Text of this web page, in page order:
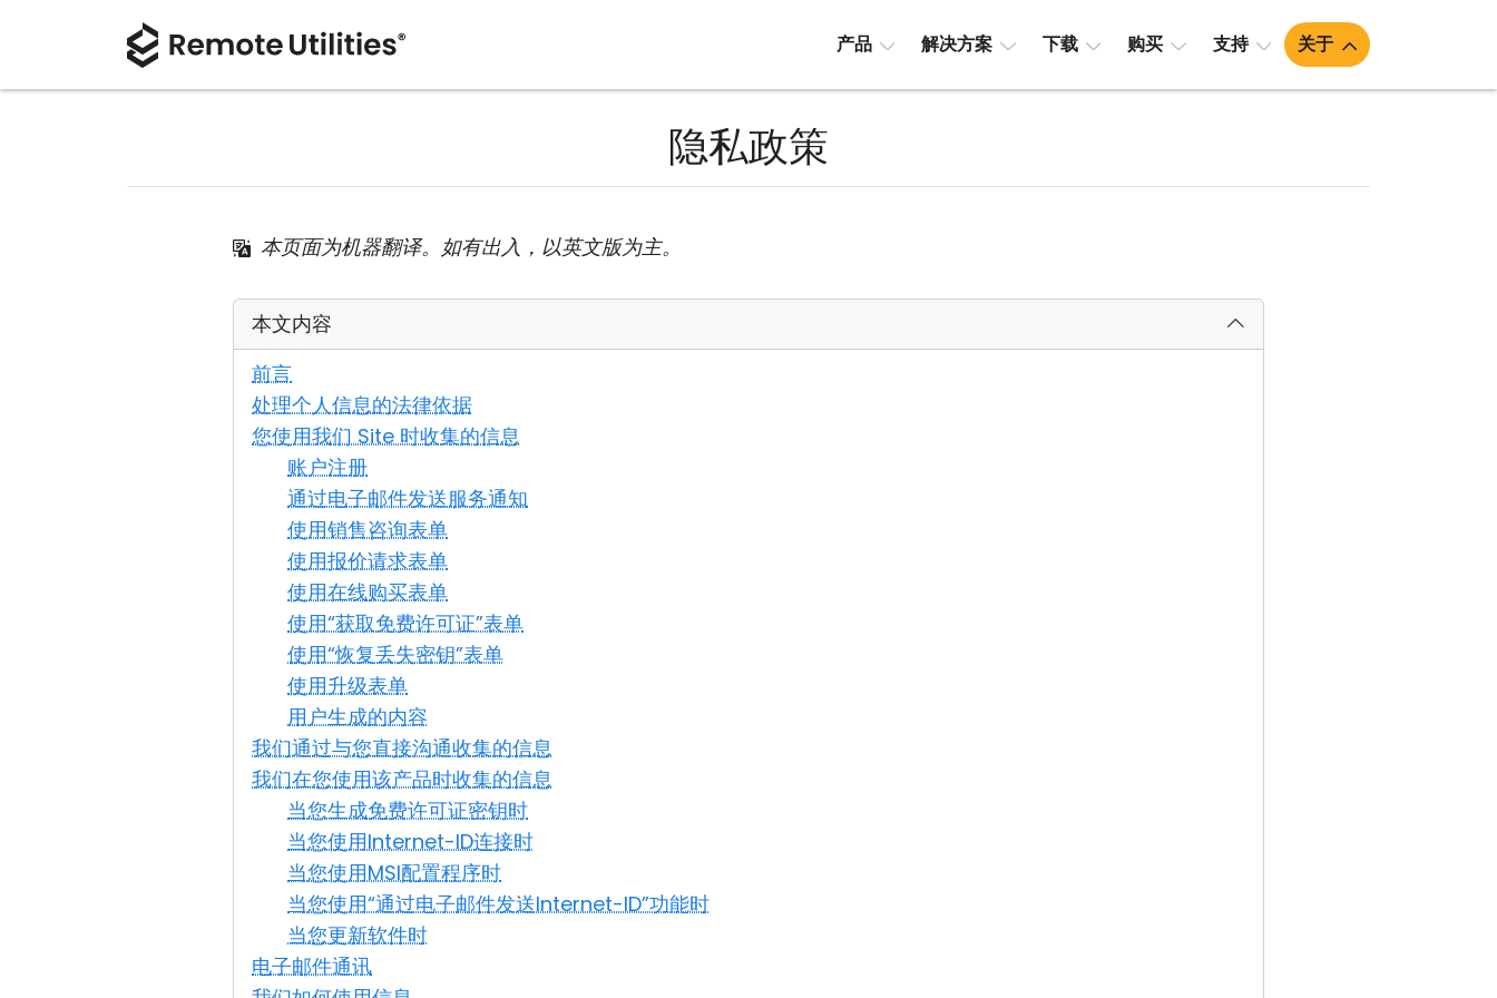
产品 解决方案 下载 购买 支持 关于
隐私政策
本页面为机器翻译。如有出入，以英文版为主。
本文内容
前言
处理个人信息的法律依据
您使用我们 Site 时收集的信息
账户注册
通过电子邮件发送服务通知
使用销售咨询表单
使用报价请求表单
使用在线购买表单
使用“获取免费许可证”表单
使用“恢复丢失密钥”表单
使用升级表单
用户生成的内容
我们通过与您直接沟通收集的信息
我们在您使用该产品时收集的信息
当您生成免费许可证密钥时
当您使用Internet-ID连接时
当您使用MSI配置程序时
当您使用“通过电子邮件发送Internet-ID”功能时
当您更新软件时
电子邮件通讯